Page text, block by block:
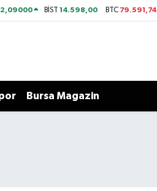
BİST14.598,00 BTC 79.591,74
Bursa Magazin